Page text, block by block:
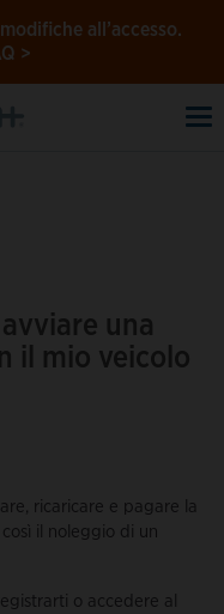
all’accesso.
>
una
il mio veicolo
ricaricare e pagare la
il noleggio di un
o accedere al